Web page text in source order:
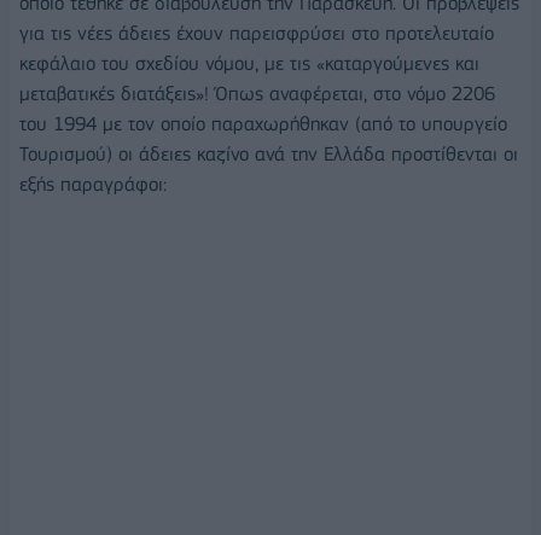
για τις νέες άδειες έχουν παρεισφρύσει στο προτελευταίο
κεφάλαιο του σχεδίου νόμου, με τις «καταργούμενες και
μεταβατικές διατάξεις»! Όπως αναφέρεται, στο νόμο 2206
του 1994 με τον οποίο παραχωρήθηκαν (από το υπουργείο
Τουρισμού) οι άδειες καζίνο ανά την Ελλάδα προστίθενται οι
εξής παραγράφοι: